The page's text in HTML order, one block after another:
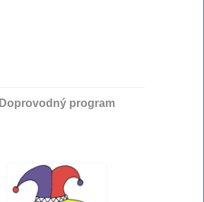
Doprovodný program